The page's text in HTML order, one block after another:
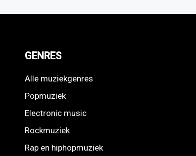
GENRES
Alle muziekgenres
Popmuziek
Electronic music
Rockmuziek
Rap en hiphopmuziek